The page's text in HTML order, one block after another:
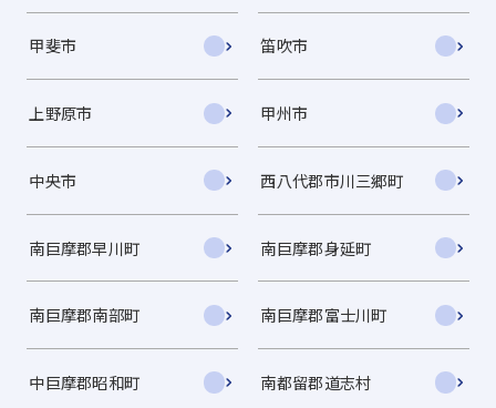
甲斐市 笛吹市
上野原市 甲州市
中央市 西八代郡市川三郷町
南巨摩郡早川町 南巨摩郡身延町
南巨摩郡南部町 南巨摩郡富士川町
中巨摩郡昭和町 南都留郡道志村